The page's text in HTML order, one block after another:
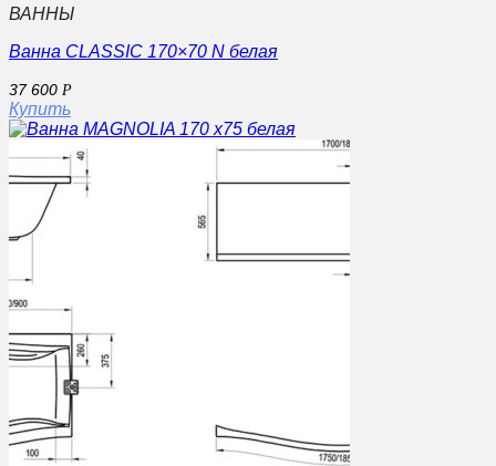
ВАННЫ
Ванна CLASSIC 170×70 N белая
37 600 Р
Купить